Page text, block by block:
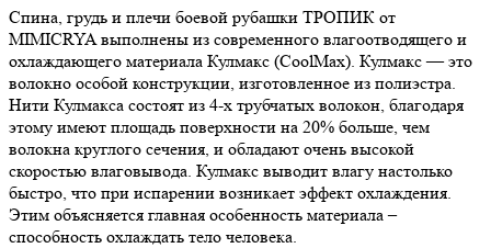
Спина, грудь и плечи боевой рубашки ТРОПИК от
MIMICRYA выполнены из современного влагоотводящего и
охлаждающего материала Кулмакс (CoolMax). Кулмакс — это
волокно особой конструкции, изготовленное из полиэстра.
Нити Кулмакса состоят из 4-х трубчатых волокон, благодаря
этому имеют площадь поверхности на 20% больше, чем
волокна круглого сечения, и обладают очень высокой
скоростью влаговывода. Кулмакс выводит влагу настолько
быстро, что при испарении возникает эффект охлаждения.
Этим объясняется главная особенность материала –
способность охлаждать тело человека.